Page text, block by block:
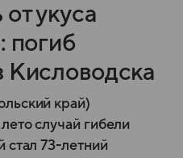
укуса
погиб
Кисловодска
край)
случай гибели
стал 73-летний